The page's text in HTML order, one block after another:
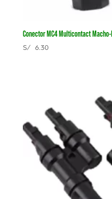
Conector MC4 Multicontact Macho-
S/6.30